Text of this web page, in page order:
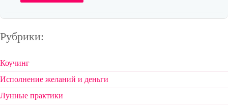
Рубрики:
Коучинг
Исполнение желаний и деньги
Лунные практики